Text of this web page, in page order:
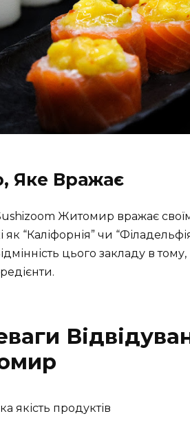
Яке Вражає
Житомир вражає своїм
як “Каліфорнія” чи
цього закладу в
якість продуктів